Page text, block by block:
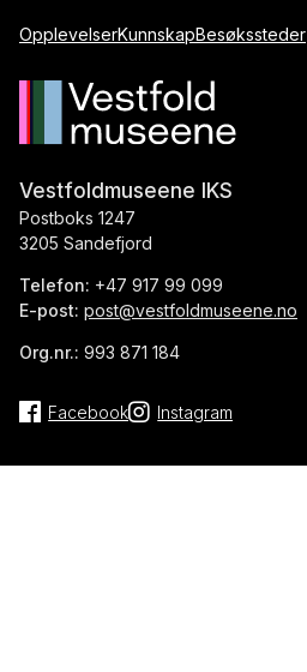
OpplevelserKunnskapBesøkssteder
Vestfoldmuseene IKS
Postboks 1247
3205 Sandefjord
Telefon: +47 917 99 099
E-post: post@vestfoldmuseene.no
Org.nr.: 993 871 184
Facebook Instagram